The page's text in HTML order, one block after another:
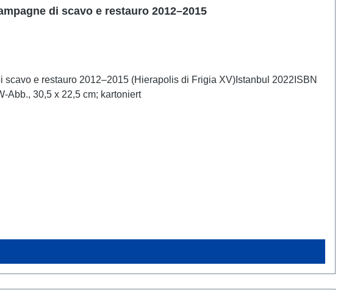
di scavo e restauro 2012–2015
e restauro 2012–2015 (Hierapolis di Frigia XV)Istanbul 2022ISBN
S/W-Abb., 30,5 x 22,5 cm; kartoniert